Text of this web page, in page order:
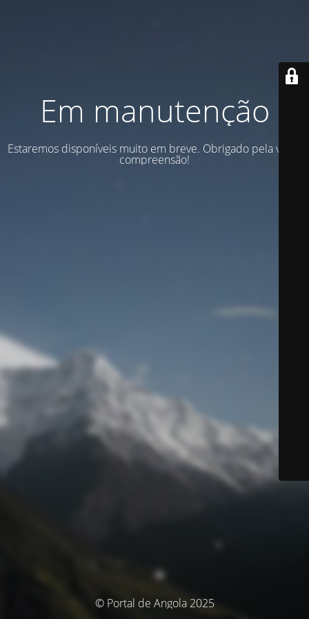
Em manutenção
Estaremos disponíveis muito em breve. Obrigado pela vossa
compreensão!
© Portal de Angola 2025